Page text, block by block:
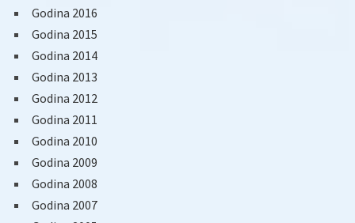
Godina 2016
Godina 2015
Godina 2014
Godina 2013
Godina 2012
Godina 2011
Godina 2010
Godina 2009
Godina 2008
Godina 2007